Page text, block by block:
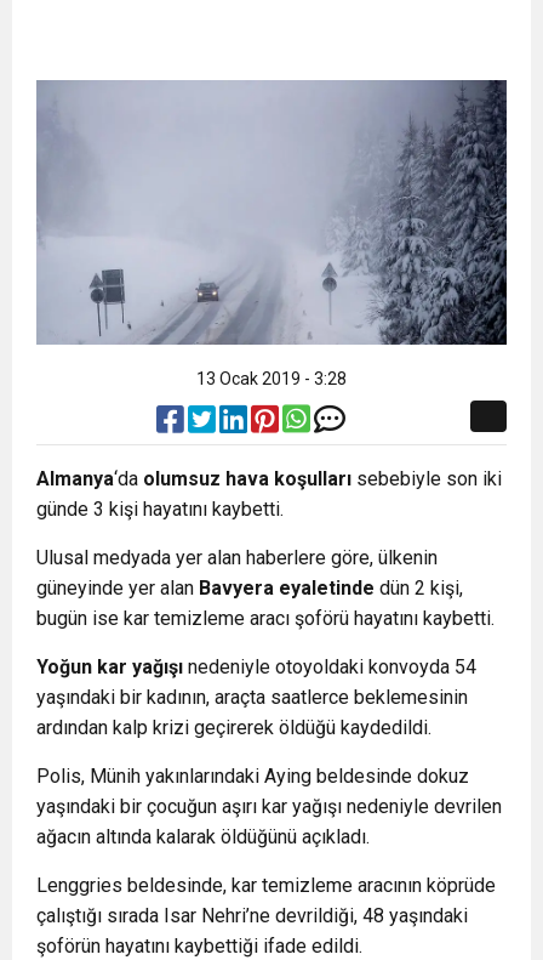
13 Ocak 2019 - 3:28
Almanya‘da olumsuz hava koşulları sebebiyle son iki
günde 3 kişi hayatını kaybetti.
Ulusal medyada yer alan haberlere göre, ülkenin
güneyinde yer alan Bavyera eyaletinde dün 2 kişi,
bugün ise kar temizleme aracı şoförü hayatını kaybetti.
Yoğun kar yağışı nedeniyle otoyoldaki konvoyda 54
yaşındaki bir kadının, araçta saatlerce beklemesinin
ardından kalp krizi geçirerek öldüğü kaydedildi.
Polis, Münih yakınlarındaki Aying beldesinde dokuz
yaşındaki bir çocuğun aşırı kar yağışı nedeniyle devrilen
ağacın altında kalarak öldüğünü açıkladı.
Lenggries beldesinde, kar temizleme aracının köprüde
çalıştığı sırada Isar Nehri’ne devrildiği, 48 yaşındaki
şoförün hayatını kaybettiği ifade edildi.